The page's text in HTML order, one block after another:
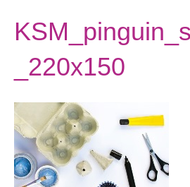
_220x150